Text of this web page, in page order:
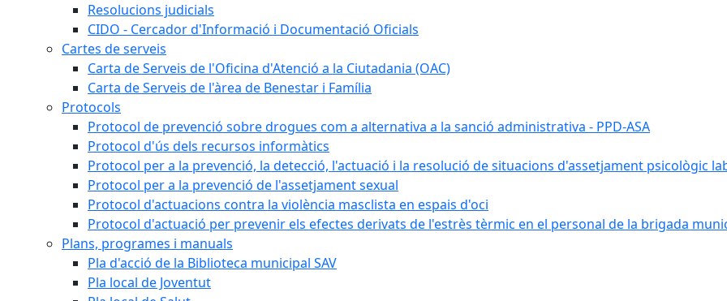
Resolucions judicials
CIDO - Cercador d'Informació i Documentació Oficials
Cartes de serveis
Carta de Serveis de l'Oficina d'Atenció a la Ciutadania (OAC)
Carta de Serveis de l'àrea de Benestar i Família
Protocols
Protocol de prevenció sobre drogues com a alternativa a la sanció administrativa - PPD-ASA
Protocol d'ús dels recursos informàtics
Protocol per a la prevenció, la detecció, l'actuació i la resolució de situacions d'assetjament psicològic
Protocol per a la prevenció de l'assetjament sexual
Protocol d'actuacions contra la violència masclista en espais d'oci
Protocol d'actuació per prevenir els efectes derivats de l'estrès tèrmic en el personal de la brigada
Plans, programes i manuals
Pla d'acció de la Biblioteca municipal SAV
Pla local de Joventut